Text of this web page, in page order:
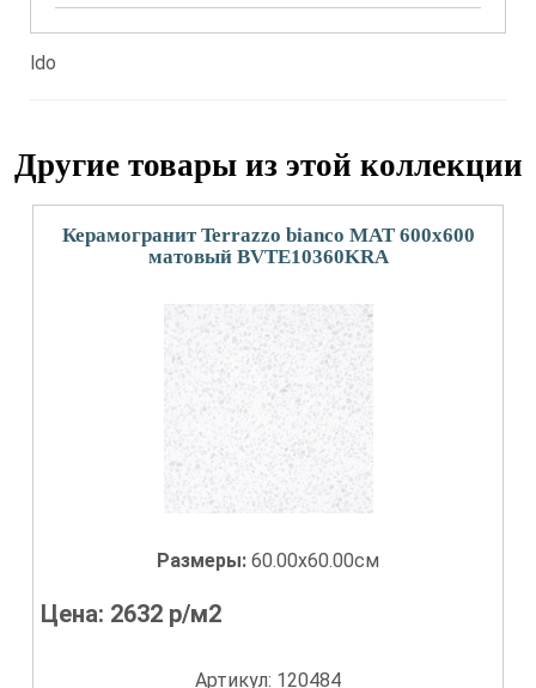
ldo
Другие товары из этой коллекции
Керамогранит Terrazzo bianco MAT 600х600
матовый BVTE10360KRA
Размеры: 60.00x60.00см
Цена: 2632 р/м2
Артикул: 120484